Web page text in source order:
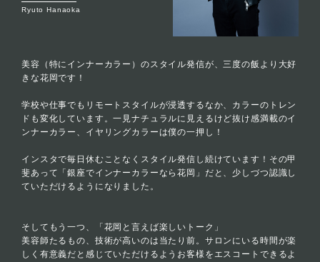
Ryuto Hanaoka
美容（特にインナーカラー）のスタイル発信が、三度の飯より大好
きな花岡です！
学校や仕事でもリモートスタイルが浸透するなか、カラーのトレン
ドも変化しています。一見ナチュラルに見えるけど抜け感満載のイ
ンナーカラー、イヤリングカラーは僕の一押し！
インスタで毎日休むことなくスタイル発信し続けています！その甲
斐あって「銀座でインナーカラーなら花岡」だと、少しづつ認識し
ていただけるようになりました。
そしてもう一つ、「花岡と言えば楽しいトーク」
美容師たるもの、技術が高いのは当たり前。サロンにいる時間が楽
しく有意義だと感じていただけるようお客様をエスコートできるよ